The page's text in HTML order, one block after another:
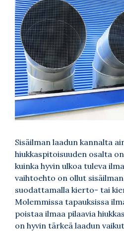
Sisäilman laadun kannalta
hiukkaspitoisuuden osalta
kuinka hyvin ulkoa tuleva
vaihtoehto on ollut
suodattamalla kierto- tai
Molemmissa tapauksissa
poistaa ilmaa pilaavia
on hyvin tärkeä laadun